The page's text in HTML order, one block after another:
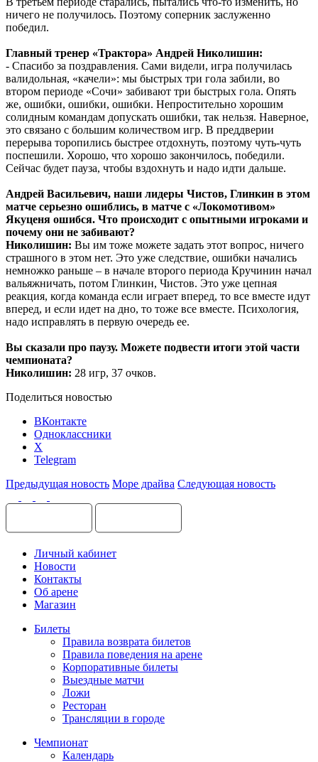
ничего не получилось. Поэтому соперник заслуженно
победил.
Главный тренер «Трактора» Андрей Николишин:
- Спасибо за поздравления. Сами видели, игра получилась
валидольная, «качели»: мы быстрых три гола забили, во
втором периоде «Сочи» забивают три быстрых гола. Опять
же, ошибки, ошибки, ошибки. Непростительно хорошим
солидным командам допускать ошибки, так нельзя. Наверное,
это связано с большим количеством игр. В преддверии
перерыва торопились быстрее отдохнуть, поэтому чуть-чуть
поспешили. Хорошо, что хорошо закончилось, победили.
Сейчас будет пауза, чтобы вздохнуть и надо идти дальше.
Андрей Васильевич, наши лидеры Чистов, Глинкин в этом
матче серьезно ошиблись, в матче с «Локомотивом»
Якуценя ошибся. Что происходит с опытными игроками и
почему они не забивают?
Николишин: Вы им тоже можете задать этот вопрос, ничего
страшного в этом нет. Это уже следствие, ошибки начались
немножко раньше – в начале второго периода Кручинин начал
вальяжничать, потом Глинкин, Чистов. Это уже цепная
реакция, когда команда если играет вперед, то все вместе идут
вперед, и если идет на дно, то тоже все вместе. Психология,
надо исправлять в первую очередь ее.
Вы сказали про паузу. Можете подвести итоги этой части
чемпионата?
Николишин: 28 игр, 37 очков.
Поделиться новостью
ВКонтакте
Одноклассники
X
Telegram
Предыдущая новость Море драйва Следующая новость
Личный кабинет
Новости
Контакты
Об арене
Магазин
Билеты
Правила возврата билетов
Правила поведения на арене
Корпоративные билеты
Выездные матчи
Ложи
Ресторан
Трансляции в городе
Чемпионат
Календарь